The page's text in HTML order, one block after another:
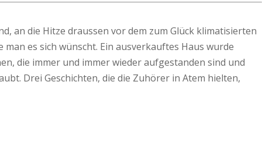
an die Hitze draussen vor dem zum Glück klimatisierten
es sich wünscht. Ein ausverkauftes Haus wurde
die immer und immer wieder aufgestanden sind und
Drei Geschichten, die die Zuhörer in Atem hielten,